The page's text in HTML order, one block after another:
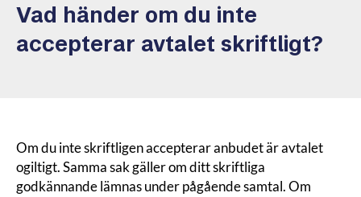
Vad händer om du inte
accepterar avtalet skriftligt?
Om du inte skriftligen accepterar anbudet är avtalet
ogiltigt. Samma sak gäller om ditt skriftliga
godkännande lämnas under pågående samtal. Om